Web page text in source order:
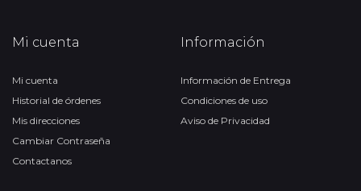
Mi cuenta
Mi cuenta
Historial de órdenes
Mis direcciones
Cambiar Contraseña
Contactanos
Información
Información de Entrega
Condiciones de uso
Aviso de Privacidad